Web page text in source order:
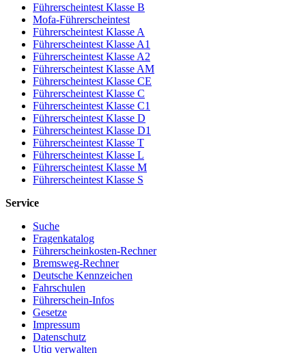
Führerscheintest Klasse B
Mofa-Führerscheintest
Führerscheintest Klasse A
Führerscheintest Klasse A1
Führerscheintest Klasse A2
Führerscheintest Klasse AM
Führerscheintest Klasse CE
Führerscheintest Klasse C
Führerscheintest Klasse C1
Führerscheintest Klasse D
Führerscheintest Klasse D1
Führerscheintest Klasse T
Führerscheintest Klasse L
Führerscheintest Klasse M
Führerscheintest Klasse S
Service
Suche
Fragenkatalog
Führerscheinkosten-Rechner
Bremsweg-Rechner
Deutsche Kennzeichen
Fahrschulen
Führerschein-Infos
Gesetze
Impressum
Datenschutz
Utiq verwalten